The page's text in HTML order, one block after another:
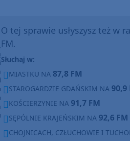
O tej sprawie usłyszysz też w
FM.
Słuchaj w:
MIASTKU NA 87,8 FM
STAROGARDZIE GDAŃSKIM NA 90,9
KOŚCIERZYNIE NA 91,7 FM
SĘPÓLNIE KRAJEŃSKIM NA 92,6 FM
CHOJNICACH, CZŁUCHOWIE I